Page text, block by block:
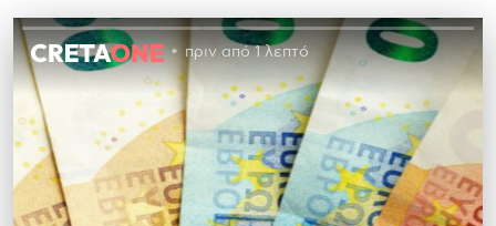
πριν από 1 λεπτό